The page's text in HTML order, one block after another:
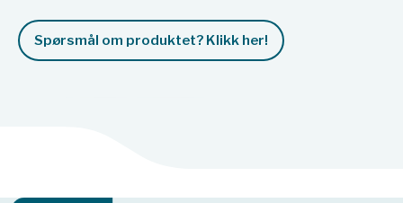
Spørsmål om produktet? Klikk her!